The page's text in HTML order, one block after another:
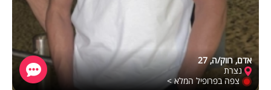
אדם, רווק/ה, 27
נצרת
צפה בפרופיל המלא >